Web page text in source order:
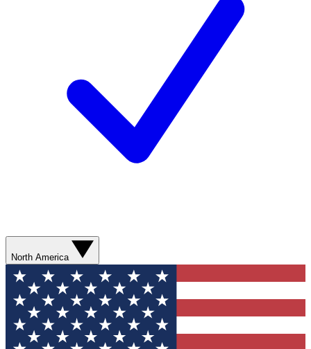
North America